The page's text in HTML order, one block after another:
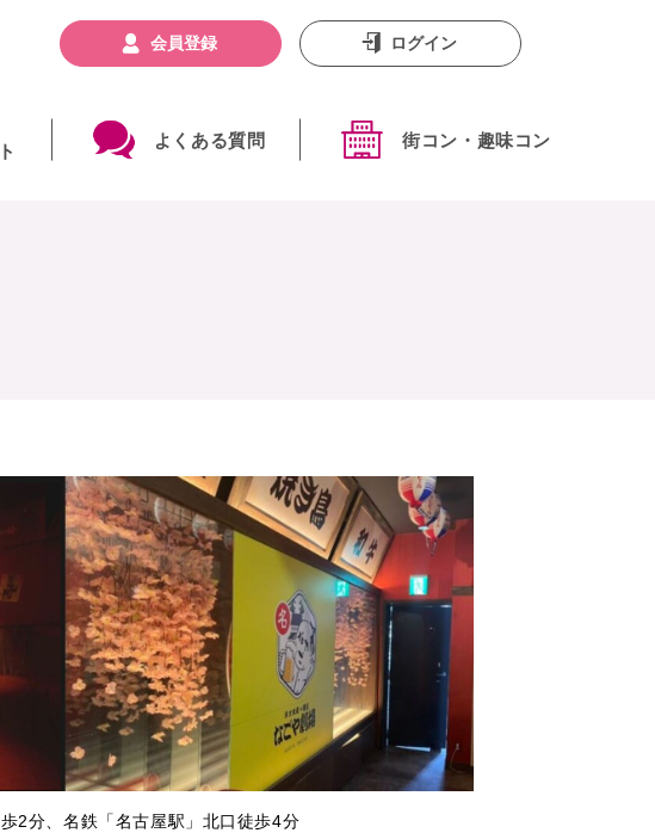
よくある質問 街コン・趣味コン
会員登録 ログイン
2分、名鉄「名古屋駅」北口徒歩4分